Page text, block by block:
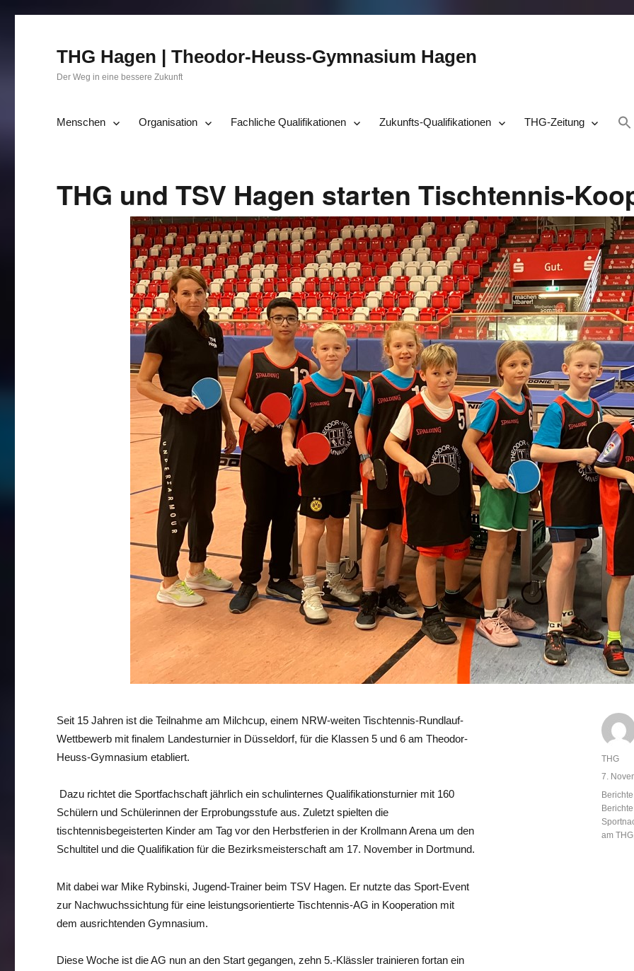
THG Hagen | Theodor-Heuss-Gymnasium Hagen
Der Weg in eine bessere Zukunft
Menschen Organisation Fachliche Qualifikationen Zukunfts-Qualifikationen THG-Zeitung
THG und TSV Hagen starten Tischtennis-
Seit 15 Jahren ist die Teilnahme am Milchcup, einem NRW-weiten Tischtennis-Rundlauf-
Wettbewerb mit finalem Landesturnier in Düsseldorf, für die Klassen 5 und 6 am Theodor-
Heuss-Gymnasium etabliert.
Dazu richtet die Sportfachschaft jährlich ein schulinternes Qualifikationsturnier mit 160
Schülern und Schülerinnen der Erprobungsstufe aus. Zuletzt spielten die
tischtennisbegeisterten Kinder am Tag vor den Herbstferien in der Krollmann Arena um den
Schultitel und die Qualifikation für die Bezirksmeisterschaft am 17. November in Dortmund.
Mit dabei war Mike Rybinski, Jugend-Trainer beim TSV Hagen. Er nutzte das Sport-Event
zur Nachwuchssichtung für eine leistungsorientierte Tischtennis-AG in Kooperation mit
dem ausrichtenden Gymnasium.
Diese Woche ist die AG nun an den Start gegangen, zehn 5.-Klässler trainieren fortan ein
Autor
THG
am
7.
am THG,